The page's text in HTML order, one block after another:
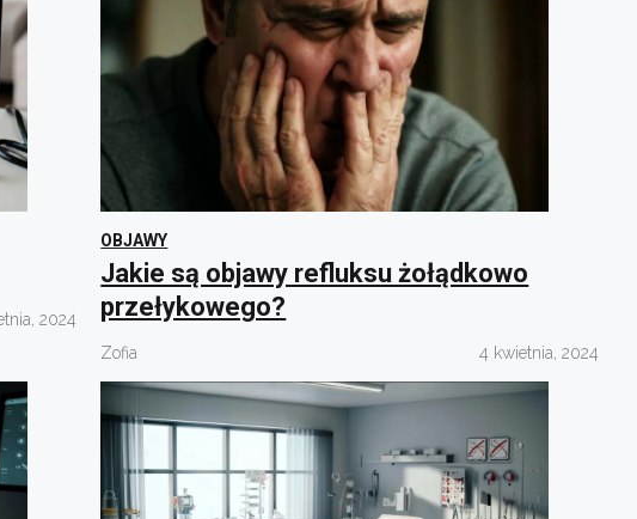
2024
OBJAWY
Jakie są objawy refluksu żołądkowo
przełykowego?
Zofia 4 kwietnia, 2024